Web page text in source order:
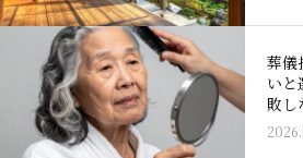
葬儀
いと
敗し